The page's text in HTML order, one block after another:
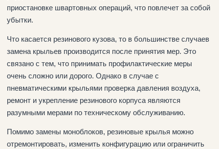
приостановке швартовных операций, что повлечет за собой
убытки.
Что касается резинового кузова, то в большинстве случаев
замена крыльев производится после принятия мер. Это
связано с тем, что принимать профилактические меры
очень сложно или дорого. Однако в случае с
пневматическими крыльями проверка давления воздуха,
ремонт и укрепление резинового корпуса являются
разумными мерами по техническому обслуживанию.
Помимо замены моноблоков, резиновые крылья можно
отремонтировать, изменить конфигурацию или ограничить